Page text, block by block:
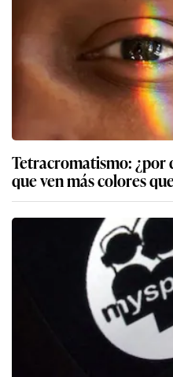
Tetracromatismo: ¿por
que ven más colores